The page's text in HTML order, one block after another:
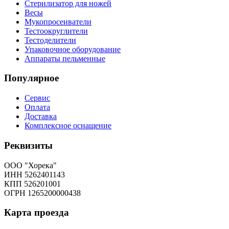
Стерилизатор для ножей
Весы
Мукопросеиватели
Тестоокруглители
Тестоделители
Упаковочное оборудование
Аппараты пельменные
Популярное
Сервис
Оплата
Доставка
Комплексное оснащение
Реквизиты
ООО "Хорека"
ИНН 5262401143
КПП 526201001
ОГРН 1265200000438
Карта проезда